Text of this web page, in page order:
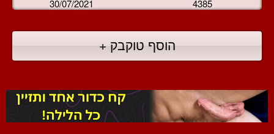
30/07/2021 4385
הוסף טוקבק +